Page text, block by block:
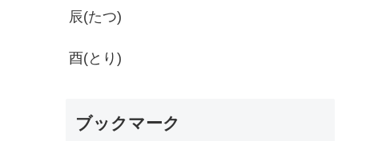
辰(たつ)
酉(とり)
ブックマーク